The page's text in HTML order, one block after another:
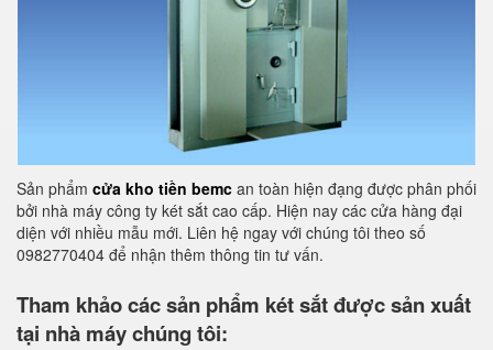
Sản phẩm cửa kho tiền bemc an toàn hiện đạng được phân phối
bởi nhà máy công ty két sắt cao cấp. Hiện nay các cửa hàng đại
diện với nhiều mẫu mới. Liên hệ ngay với chúng tôi theo số
0982770404 để nhận thêm thông tin tư vấn.
Tham khảo các sản phẩm két sắt được sản xuất
tại nhà máy chúng tôi: